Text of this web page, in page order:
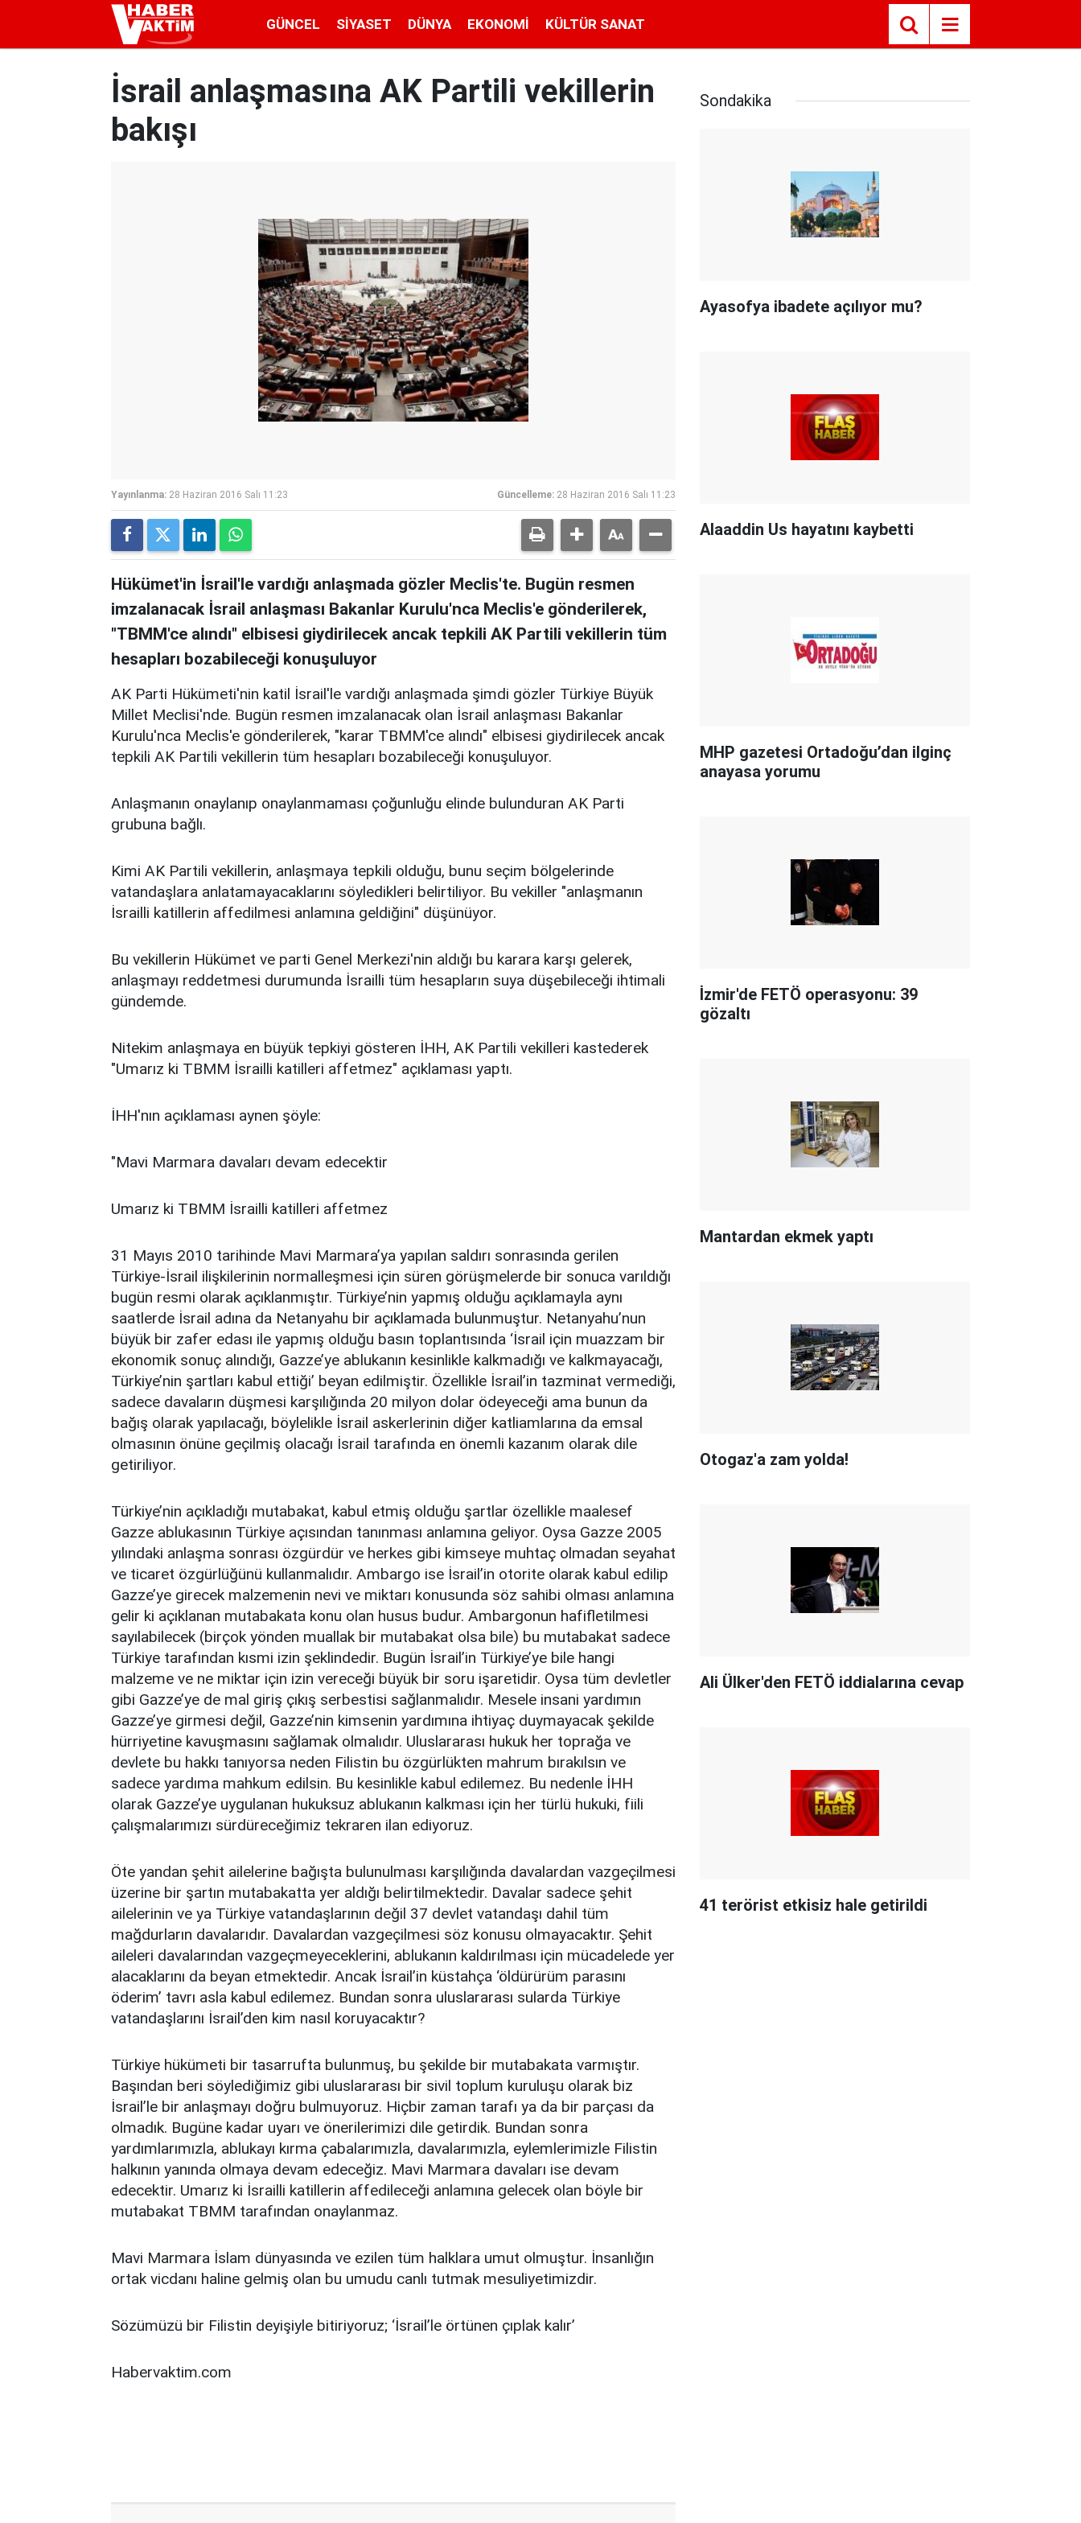
GÜNCEL SIYASET DÜNYA EKONOMI KÜLTÜR SANAT
İsrail anlaşmasına AK Partili vekillerin
bakışı
Yayınlanma: 28 Haziran 2016 Salı 11:23 Güncelleme: 28 Haziran 2016 Salı 11:23
Hükümet'in İsrail'le vardığı anlaşmada gözler Meclis'te. Bugün resmen
imzalanacak İsrail anlaşması Bakanlar Kurulu'nca Meclis'e gönderilerek,
"TBMM'ce alındı" elbisesi giydirilecek ancak tepkili AK Partili vekillerin tüm
hesapları bozabileceği konuşuluyor
AK Parti Hükümeti'nin katil İsrail'le vardığı anlaşmada şimdi gözler Türkiye Büyük
Millet Meclisi'nde. Bugün resmen imzalanacak olan İsrail anlaşması Bakanlar
Kurulu'nca Meclis'e gönderilerek, "karar TBMM'ce alındı" elbisesi giydirilecek ancak
tepkili AK Partili vekillerin tüm hesapları bozabileceği konuşuluyor.
Anlaşmanın onaylanıp onaylanmaması çoğunluğu elinde bulunduran AK Parti
grubuna bağlı.
Kimi AK Partili vekillerin, anlaşmaya tepkili olduğu, bunu seçim bölgelerinde
vatandaşlara anlatamayacaklarını söyledikleri belirtiliyor. Bu vekiller "anlaşmanın
İsrailli katillerin affedilmesi anlamına geldiğini" düşünüyor.
Bu vekillerin Hükümet ve parti Genel Merkezi'nin aldığı bu karara karşı gelerek,
anlaşmayı reddetmesi durumunda İsrailli tüm hesapların suya düşebileceği ihtimali
gündemde.
Nitekim anlaşmaya en büyük tepkiyi gösteren İHH, AK Partili vekilleri kastederek
"Umarız ki TBMM İsrailli katilleri affetmez" açıklaması yaptı.
İHH'nın açıklaması aynen şöyle:
"Mavi Marmara davaları devam edecektir
Umarız ki TBMM İsrailli katilleri affetmez
31 Mayıs 2010 tarihinde Mavi Marmara’ya yapılan saldırı sonrasında gerilen
Türkiye-İsrail ilişkilerinin normalleşmesi için süren görüşmelerde bir sonuca varıldığı
bugün resmi olarak açıklanmıştır. Türkiye’nin yapmış olduğu açıklamayla aynı
saatlerde İsrail adına da Netanyahu bir açıklamada bulunmuştur. Netanyahu’nun
büyük bir zafer edası ile yapmış olduğu basın toplantısında ‘İsrail için muazzam bir
ekonomik sonuç alındığı, Gazze’ye ablukanın kesinlikle kalkmadığı ve kalkmayacağı,
Türkiye’nin şartları kabul ettiği’ beyan edilmiştir. Özellikle İsrail’in tazminat vermediği,
sadece davaların düşmesi karşılığında 20 milyon dolar ödeyeceği ama bunun da
bağış olarak yapılacağı, böylelikle İsrail askerlerinin diğer katliamlarına da emsal
olmasının önüne geçilmiş olacağı İsrail tarafında en önemli kazanım olarak dile
getiriliyor.
Türkiye’nin açıkladığı mutabakat, kabul etmiş olduğu şartlar özellikle maalesef
Gazze ablukasının Türkiye açısından tanınması anlamına geliyor. Oysa Gazze 2005
yılındaki anlaşma sonrası özgürdür ve herkes gibi kimseye muhtaç olmadan seyahat
ve ticaret özgürlüğünü kullanmalıdır. Ambargo ise İsrail’in otorite olarak kabul edilip
Gazze’ye girecek malzemenin nevi ve miktarı konusunda söz sahibi olması anlamına
gelir ki açıklanan mutabakata konu olan husus budur. Ambargonun hafifletilmesi
sayılabilecek (birçok yönden muallak bir mutabakat olsa bile) bu mutabakat sadece
Türkiye tarafından kısmi izin şeklindedir. Bugün İsrail’in Türkiye’ye bile hangi
malzeme ve ne miktar için izin vereceği büyük bir soru işaretidir. Oysa tüm devletler
gibi Gazze’ye de mal giriş çıkış serbestisi sağlanmalıdır. Mesele insani yardımın
Gazze’ye girmesi değil, Gazze’nin kimsenin yardımına ihtiyaç duymayacak şekilde
hürriyetine kavuşmasını sağlamak olmalıdır. Uluslararası hukuk her toprağa ve
devlete bu hakkı tanıyorsa neden Filistin bu özgürlükten mahrum bırakılsın ve
sadece yardıma mahkum edilsin. Bu kesinlikle kabul edilemez. Bu nedenle İHH
olarak Gazze’ye uygulanan hukuksuz ablukanın kalkması için her türlü hukuki, fiili
çalışmalarımızı sürdüreceğimiz tekraren ilan ediyoruz.
Öte yandan şehit ailelerine bağışta bulunulması karşılığında davalardan vazgeçilmesi
üzerine bir şartın mutabakatta yer aldığı belirtilmektedir. Davalar sadece şehit
ailelerinin ve ya Türkiye vatandaşlarının değil 37 devlet vatandaşı dahil tüm
mağdurların davalarıdır. Davalardan vazgeçilmesi söz konusu olmayacaktır. Şehit
aileleri davalarından vazgeçmeyeceklerini, ablukanın kaldırılması için mücadelede yer
alacaklarını da beyan etmektedir. Ancak İsrail’in küstahça ‘öldürürüm parasını
öderim’ tavrı asla kabul edilemez. Bundan sonra uluslararası sularda Türkiye
vatandaşlarını İsrail’den kim nasıl koruyacaktır?
Türkiye hükümeti bir tasarrufta bulunmuş, bu şekilde bir mutabakata varmıştır.
Başından beri söylediğimiz gibi uluslararası bir sivil toplum kuruluşu olarak biz
İsrail’le bir anlaşmayı doğru bulmuyoruz. Hiçbir zaman tarafı ya da bir parçası da
olmadık. Bugüne kadar uyarı ve önerilerimizi dile getirdik. Bundan sonra
yardımlarımızla, ablukayı kırma çabalarımızla, davalarımızla, eylemlerimizle Filistin
halkının yanında olmaya devam edeceğiz. Mavi Marmara davaları ise devam
edecektir. Umarız ki İsrailli katillerin affedileceği anlamına gelecek olan böyle bir
mutabakat TBMM tarafından onaylanmaz.
Mavi Marmara İslam dünyasında ve ezilen tüm halklara umut olmuştur. İnsanlığın
ortak vicdanı haline gelmiş olan bu umudu canlı tutmak mesuliyetimizdir.
Sözümüzü bir Filistin deyişiyle bitiriyoruz; ‘İsrail’le örtünen çıplak kalır’
Habervaktim.com
Sondakika
Ayasofya ibadete açılıyor mu?
Alaaddin Us hayatını kaybetti
MHP gazetesi Ortadoğu’dan ilginç
anayasa yorumu
İzmir'de FETÖ operasyonu: 39
gözaltı
Mantardan ekmek yaptı
Otogaz'a zam yolda!
Ali Ülker'den FETÖ iddialarına cevap
41 terörist etkisiz hale getirildi